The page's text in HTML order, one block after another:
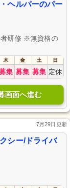
ヘルパーのパー
者研修 ※無資格の
木 金 土 日
集 募集 募集 定休
画面へ進む
7月29日更新
シー/ドライバ